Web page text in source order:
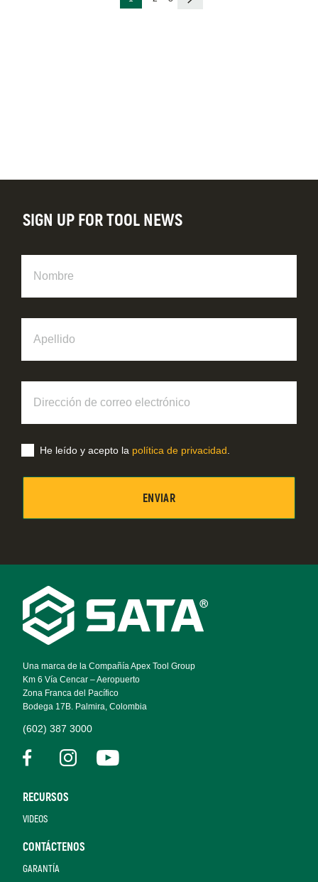
Footer
Navigation
Una marca de la Compañía Apex Tool Group
Km 6 Vía Cencar – Aeropuerto
Zona Franca del Pacífico
Bodega 17B. Palmira, Colombia
(602) 387 3000
RECURSOS
VIDEOS
CONTÁCTENOS
GARANTÍA
SIGN UP FOR TOOL NEWS
correo
electrónico
He leído y acepto la política de privacidad